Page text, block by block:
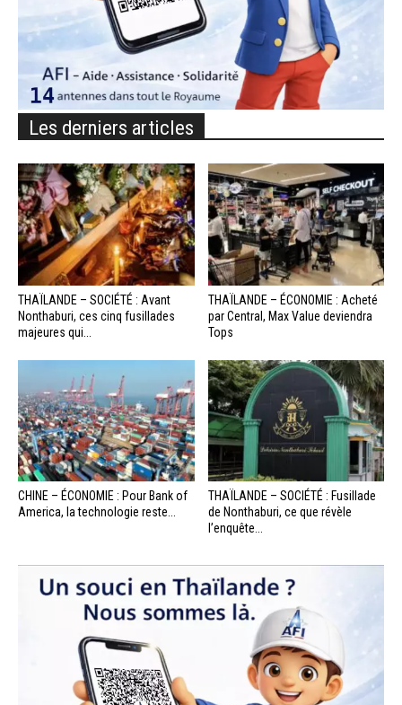
Les derniers articles
THAÏLANDE – SOCIÉTÉ : Avant
Nonthaburi, ces cinq fusillades
majeures qui...
THAÏLANDE – ÉCONOMIE : Acheté
par Central, Max Value deviendra
Tops
CHINE – ÉCONOMIE : Pour Bank of
America, la technologie reste...
THAÏLANDE – SOCIÉTÉ : Fusillade
de Nonthaburi, ce que révèle
l’enquête...